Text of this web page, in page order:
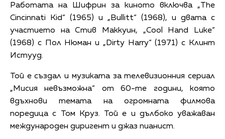
Работата на Шифрин за киното включва „The
Cincinnati Kid“ (1965) и „Bullitt“ (1968), и двата с
участието на Стив Маккуин, „Cool Hand Luke“
(1968) с Пол Нюман и „Dirty Harry“ (1971) с Клинт
Истууд.
Той е създал и музиката за телевизионния сериал
„Мисия невъзможна“ от 60-те години, която
вдъхнови темата на огромната филмова
поредица с Том Круз. Той е и дълбоко уважаван
международен диригент и джаз пианист.